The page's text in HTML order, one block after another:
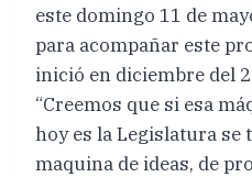
este domingo 11 de
para acompañar este
inició en diciembre del
“Creemos que si esa
hoy es la Legislatura
maquina de ideas, de